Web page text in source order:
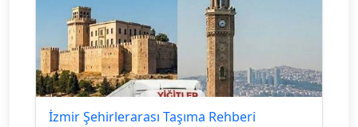
İzmir Şehirlerarası Taşıma Rehberi